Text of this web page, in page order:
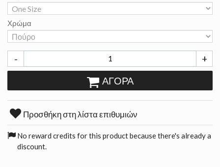
Χρώμα
- +
ΑΓΟΡΆ
Προσθήκη στη λίστα επιθυμιών
No reward credits for this product because there's already a
discount.